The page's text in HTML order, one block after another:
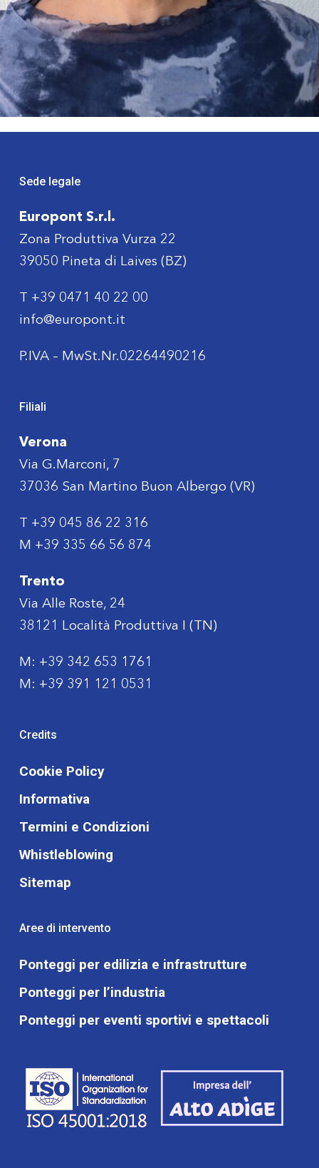
Sede legale
Europont S.r.l.
Zona Produttiva Vurza 22
39050 Pineta di Laives (BZ)
T +39 0471 40 22 00
info@europont.it
P.IVA – MwSt.Nr.02264490216
Filiali
Verona
Via G.Marconi, 7
37036 San Martino Buon Albergo (VR)
T +39 045 86 22 316
M +39 335 66 56 874
Trento
Via Alle Roste, 24
38121 Località Produttiva I (TN)
M: +39 342 653 1761
M: +39 391 121 0531
Credits
Cookie Policy
Informativa
Termini e Condizioni
Whistleblowing
Sitemap
Aree di intervento
Ponteggi per edilizia e infrastrutture
Ponteggi per l’industria
Ponteggi per eventi sportivi e spettacoli